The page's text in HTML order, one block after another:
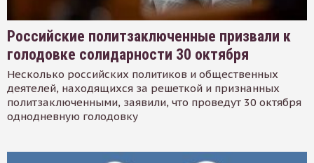
Российские политзаключенные призвали к
голодовке солидарности 30 октября
Несколько российских политиков и общественных
деятелей, находящихся за решеткой и признанных
политзаключенными, заявили, что проведут 30 октября
однодневную голодовку